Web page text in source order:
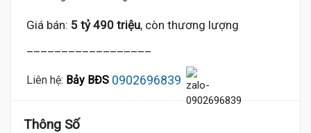
Giá bán: 5 tỷ 490 triệu, còn thương lượng
Liên hệ: Bảy BĐS 0902696839
Thông Số